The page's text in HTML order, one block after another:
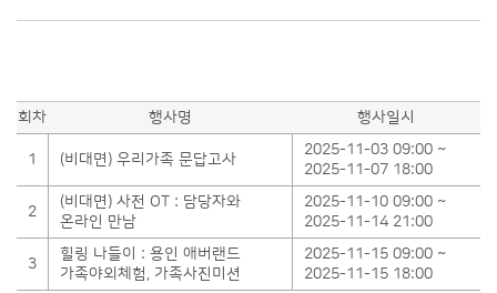
회차 행사명 행사일시
1 (비대면) 우리가족 문답고사
2025-11-03 09:00 ~
2025-11-07 18:00
2
(비대면) 사전 OT : 담당자와
온라인 만남
2025-11-10 09:00 ~
2025-11-14 21:00
3
힐링 나들이 : 용인 애버랜드
가족야외체험, 가족사진미션
2025-11-15 09:00 ~
2025-11-15 18:00